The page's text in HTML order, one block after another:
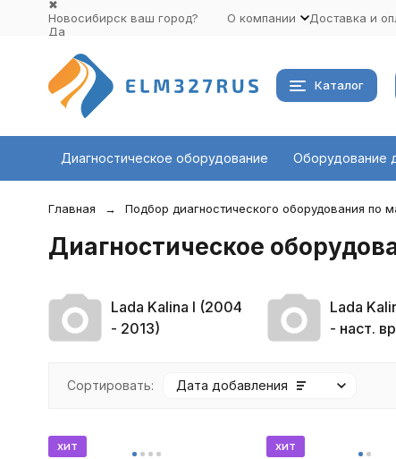
✖
Новосибирск ваш город?
Да
О компании Доставка и
Каталог
Диагностическое оборудование Оборудование
Главная Подбор диагностического оборудования по
Диагностическое
Lada Kalina I (2004
- 2013)
Lada
- наст.
Сортировать: Дата добавления
хит хит